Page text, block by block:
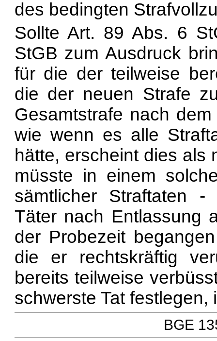
des bedingten
Sollte Art. 89 Abs. 6
StGB zum Ausdruck
für die der teilweise
die der neuen Strafe
Gesamtstrafe nach
wie wenn es alle
hätte, erscheint dies als
müsste in einem
sämtlicher Straftaten
Täter nach Entlassung
der Probezeit
die er rechtskräftig
bereits teilweise
schwerste Tat
BGE